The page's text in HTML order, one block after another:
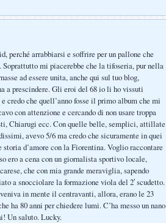
perché arrabbiarsi e soffrire per un pallone che
mi piacerebbe che la tifoseria, pur nella
ad essere unita, anche qui sul tuo blog,
a prescindere. Gli eroi del 68 io li ho vissuti
credo che quell’anno fosse il primo album che mi
con attenzione e cercando di non usare troppa
Chiarugi ecc. Con quelle belle, semplici, attillate
avevo 5/6 ma credo che sicuramente in quei
d’amore con la Fiorentina. Voglio raccontare
ero a cena con un giornalista sportivo locale,
che con mia grande meraviglia, sapendo
a snocciolare la formazione viola del 2′ scudetto.
in mente il centravanti, allora, erano le 23
ha 80 anni per chiedere lumi. C’ha messo un nano
Un saluto. Lucky.